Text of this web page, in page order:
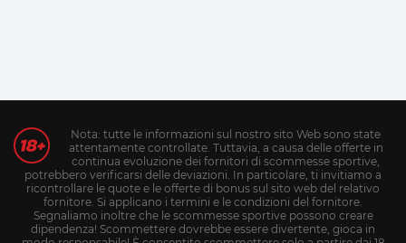
Nota: tutte le informazioni sul nostro sito Web sono state
attentamente controllate. Tuttavia, a causa delle offerte in
continua evoluzione dei fornitori di scommesse sportive,
potrebbero verificarsi delle deviazioni. In particolare, ti invitiamo a
ricontrollare le quote e le offerte di bonus sul sito web del relativo
fornitore. Si applicano i termini e le condizioni del fornitore.
Segnaliamo inoltre che le scommesse sportive possono creare
dipendenza! Scommettere dovrebbe essere divertente, gioca in